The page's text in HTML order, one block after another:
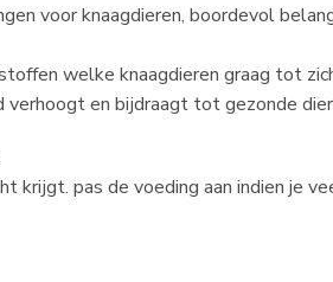
voor knaagdieren, boordevol
welke knaagdieren graag tot
en bijdraagt tot gezonde
pas de voeding aan indien je